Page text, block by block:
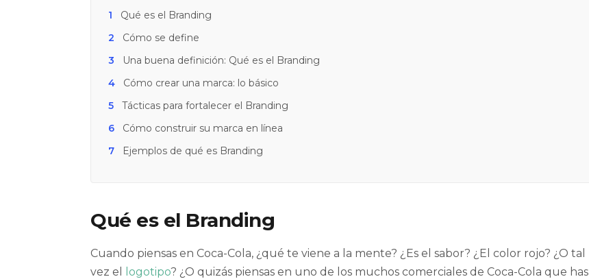
1
Qué es el Branding
2
Cómo se define
3
Una buena definición: Qué es el Branding
4
Cómo crear una marca: lo básico
5
Tácticas para fortalecer el Branding
6
Cómo construir su marca en línea
7
Ejemplos de qué es Branding
Qué es el Branding
Cuando piensas en Coca-Cola, ¿qué te viene a la mente? ¿Es el sabor? ¿El color rojo? ¿O tal
vez el
logotipo? ¿O quizás piensas en uno de los muchos comerciales de Coca-Cola que has